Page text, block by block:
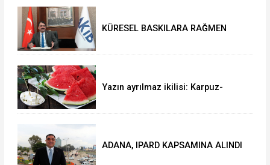
KÜRESEL BASKILARA RAĞMEN
Yazın ayrılmaz ikilisi: Karpuz-
ADANA, IPARD KAPSAMINA ALINDI